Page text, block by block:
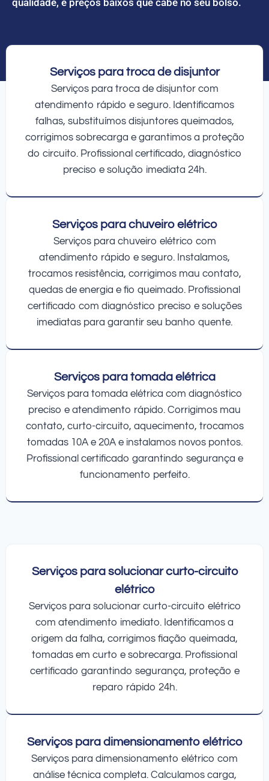
Serviços para troca de disjuntor
Serviços para troca de disjuntor com
atendimento rápido e seguro. Identificamos
falhas, substituímos disjuntores queimados,
corrigimos sobrecarga e garantimos a proteção
do circuito. Profissional certificado, diagnóstico
preciso e solução imediata 24h.
Serviços para chuveiro elétrico
Serviços para chuveiro elétrico com
atendimento rápido e seguro. Instalamos,
trocamos resistência, corrigimos mau contato,
quedas de energia e fio queimado. Profissional
certificado com diagnóstico preciso e soluções
imediatas para garantir seu banho quente.
Serviços para tomada elétrica
Serviços para tomada elétrica com diagnóstico
preciso e atendimento rápido. Corrigimos mau
contato, curto-circuito, aquecimento, trocamos
tomadas 10A e 20A e instalamos novos pontos.
Profissional certificado garantindo segurança e
funcionamento perfeito.
Serviços para solucionar curto-circuito
elétrico
Serviços para solucionar curto-circuito elétrico
com atendimento imediato. Identificamos a
origem da falha, corrigimos fiação queimada,
tomadas em curto e sobrecarga. Profissional
certificado garantindo segurança, proteção e
reparo rápido 24h.
Serviços para dimensionamento elétrico
Serviços para dimensionamento elétrico com
análise técnica completa. Calculamos carga,